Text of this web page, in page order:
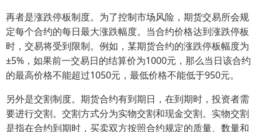
再者是涨跌停板制度。为了控制市场风险，期货交易所会规
定每个合约的每日最大涨跌幅度。当合约价格达到涨跌停板
时，交易将受到限制。例如，某期货合约的涨跌停板幅度为
±5%，如果前一交易日的结算价为1000元，那么当日该合约
的最高价格不能超过1050元，最低价格不能低于950元。
另外是交割制度。期货合约有到期日，在到期时，投资者需
要进行交割。交割方式分为实物交割和现金交割。实物交割
是指在合约到期时，买卖双方按照合约规定的质量、数量和